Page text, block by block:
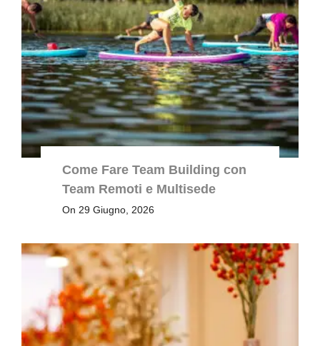
Come Fare Team Building con
Team Remoti e Multisede
On 29 Giugno, 2026